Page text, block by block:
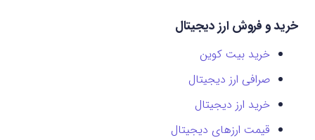
خرید و فروش ارز دیجیتال
خرید بیت کوین
صرافی ارز دیجیتال
خرید ارز دیجیتال
قیمت ارزهای دیجیتال